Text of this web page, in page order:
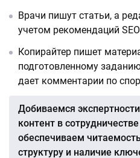
Врачи пишут статьи, а
учетом рекомендаций
Копирайтер пишет
подготовленному
дает комментарии по
Добиваемся
контент в
обеспечиваем
структуру и наличие